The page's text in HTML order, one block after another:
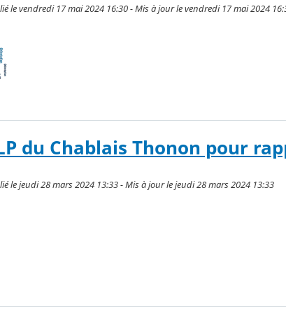
le vendredi 17 mai 2024 16:30 - Mis à jour le vendredi 17 mai 2024
du Chablais Thonon pour
le jeudi 28 mars 2024 13:33 - Mis à jour le jeudi 28 mars 2024 13:33